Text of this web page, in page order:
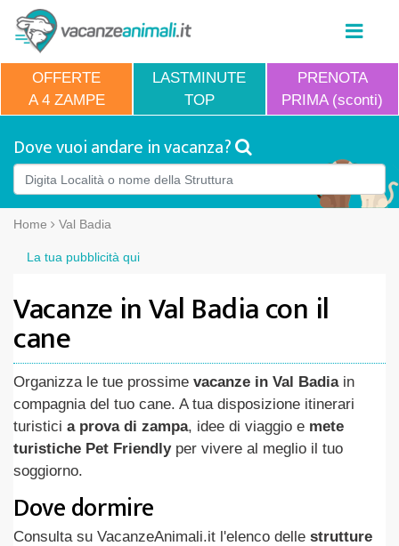
OFFERTE
A 4 ZAMPE
LASTMINUTE
TOP
PRENOTA
PRIMA (sconti)
Dove vuoi andare in vacanza?
Home Val Badia
La tua pubblicità qui
Vacanze in Val Badia con il
cane
Organizza le tue prossime vacanze in Val Badiain
compagnia del tuo cane. A tua disposizione itinerari
turistici a prova di zampa, idee di viaggio e mete
turistiche Pet Friendlyper vivere al meglio il tuo
soggiorno.
Dove dormire
Consulta su VacanzeAnimali.it l'elenco delle strutture